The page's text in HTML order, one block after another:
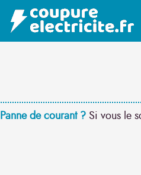
Panne de courant ? Si vous le